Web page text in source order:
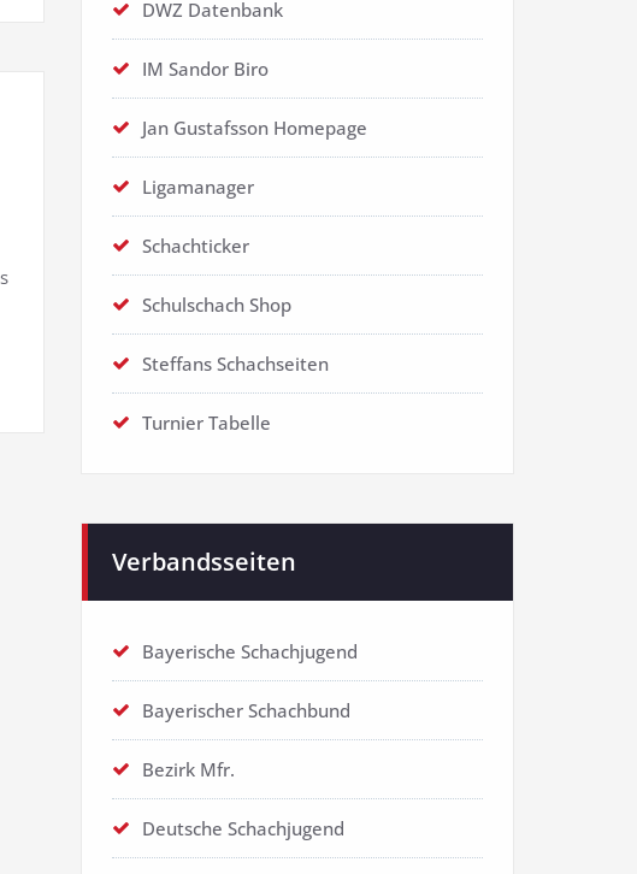
DWZ Datenbank
IM Sandor Biro
Jan Gustafsson Homepage
Ligamanager
Schachticker
Schulschach Shop
Steffans Schachseiten
Turnier Tabelle
Verbandsseiten
Bayerische Schachjugend
Bayerischer Schachbund
Bezirk Mfr.
Deutsche Schachjugend